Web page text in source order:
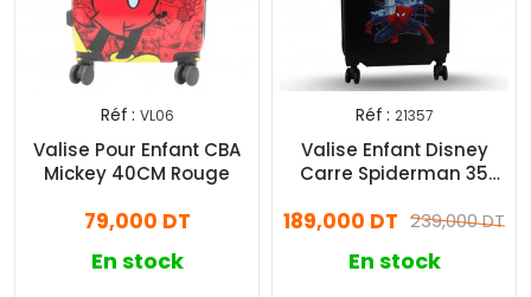
Réf : VL06
Valise Pour Enfant CBA
Mickey 40CM Rouge
79,000 DT
En stock
Réf : 21357
Valise Enfant Disney
Carre Spiderman 35
239,000 DT
189,000 DT
En stock